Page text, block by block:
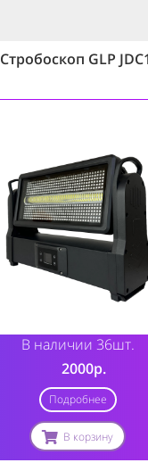
Стробоскоп GLP JDC1
В наличии 36шт.
2000р.
Подробнее
В корзину